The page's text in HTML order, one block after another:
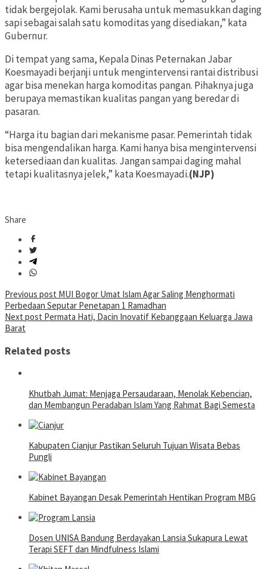
tidak bergejolak. Kami berusaha untuk memasukkan daging
sapi sebagai salah satu komoditas yang disediakan,” kata
Gubernur.
Di tempat yang sama, Kepala Dinas Peternakan Jabar
Koesmayadi berjanji untuk mengintervensi rantai distribusi
agar bisa menekan harga komoditas pangan. Pihaknya juga
berupaya memastikan kualitas pangan yang beredar di
pasaran.
“Harga itu bagian dari mekanisme pasar. Pemerintah tidak
bisa mengendalikan harga. Kami hanya bisa mengintervensi
ketersediaan dan kualitas. Jangan sampai daging mahal
tetapi kualitasnya jelek,” kata Koesmayadi.(NJP)
Share
Post
navigation
Previous post MUI Bogor Umat Islam Agar Saling Menghormati
Perbedaan Seputar Penetapan 1 Ramadhan
Next post Permata Hati, Dacin Inovatif Kebanggaan Keluarga Jawa
Barat
Related posts
Khutbah Jumat: Menjaga Persaudaraan, Menolak Kebencian,
dan Membangun Peradaban Islam Yang Rahmat Bagi Semesta
Kabupaten Cianjur Pastikan Seluruh Tujuan Wisata Bebas
Pungli
Kabinet Bayangan Desak Pemerintah Hentikan Program MBG
Dosen UNISA Bandung Berdayakan Lansia Sukapura Lewat
Terapi SEFT dan Mindfulness Islami